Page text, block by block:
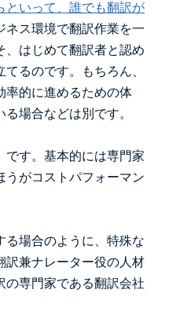
といって、誰でも翻訳が
ネス環境で翻訳作業を一
、はじめて翻訳者と認め
るのです。もちろん、
率的に進めるための体
場合などは別です。
です。基本的には専門家
うがコストパフォーマン
る場合のように、特殊な
訳兼ナレーター役の人材
の専門家である翻訳会社